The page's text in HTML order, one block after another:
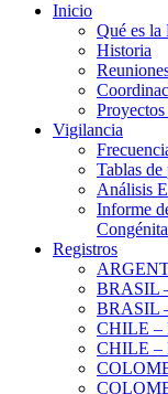
Inicio
Qué es
Historia
Vigilancia
Tablas de
Análisis
Informe
Registros
BRASIL
BRASIL
CHILE –
CHILE –